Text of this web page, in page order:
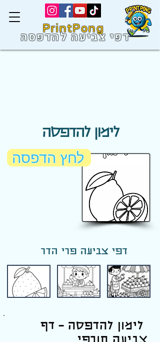
PrintPong
דפי צביעה להדפסה
לימון להדפסה
לחץ הדפסה
דפי צביעה פרי הדר
לימון להדפסה – דף